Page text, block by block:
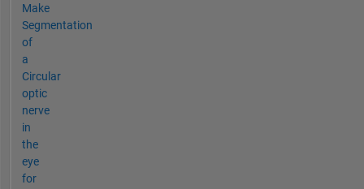
Make
Segmentation
of
a
Circular
optic
nerve
in
the
eye
for